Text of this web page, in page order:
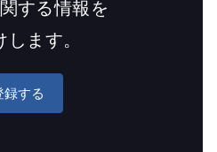
する情報を
ます。
録する